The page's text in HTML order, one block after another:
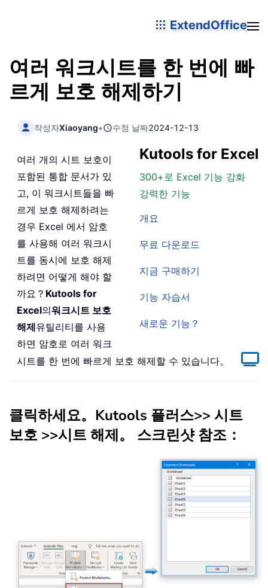
ExtendOffice
여러 워크시트를 한 번에 빠
르게 보호 해제하기
작성자Xiaoyang• 수정 날짜2024-12-13
Kutools for Excel
300+로 Excel 기능 강화
강력한 기능
개요
무료 다운로드
지금 구매하기
기능 자습서
새로운 기능？
여러 개의 시트 보호이
포함된 통합 문서가 있
고, 이 워크시트들을 빠
르게 보호 해제하려는
경우 Excel 에서 암호
를 사용해 여러 워크시
트를 동시에 보호 해제
하려면 어떻게 해야 할
까요？ Kutools for
Excel의워크시트 보호
해제유틸리티를 사용
하면 암호로 여러 워크
시트를 한 번에 빠르게 보호 해제할 수 있습니다。
클릭하세요。 Kutools 플러스>> 시트
보호 >>시트 해제。 스크린샷 참조：